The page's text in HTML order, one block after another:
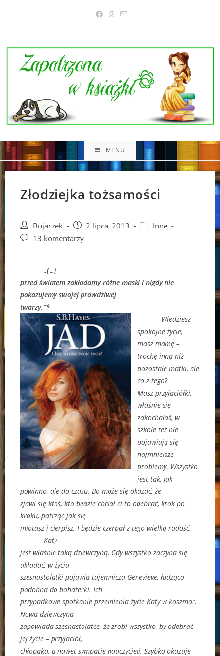
MENU
Złodziejka tożsamości
Post
author:
Bujaczek
Post
published:
2 lipca, 2013
PostInne
Post13 komentarzy
„(…)
przed światem zakładamy różne maski i nigdy nie
pokazujemy swojej prawdziwej
twarzy.”*
Wiedziesz
spokojne życie,
masz mamę –
trochę inną niż
pozostałe matki, ale
co z tego?
Masz przyjaciółki,
właśnie się
zakochałaś, w
szkole też nie
pojawiają się
najmniejsze
problemy. Wszystko
jest tak, jak
powinno, ale do czasu. Bo może się okazać, że
zjawi się ktoś, kto będzie chciał ci to odebrać, krok po
kroku, patrząc jak się
miotasz i cierpisz. I będzie czerpał z tego wielką radość.
Katy
jest właśnie taką dziewczyną. Gdy wszystko zaczyna się
układać, w życiu
szesnastolatki pojawia tajemnicza Genevieve, łudząco
podobna do bohaterki. Ich
przypadkowe spotkanie przemienia życie Katy w koszmar.
Nowa dziewczyna
zapowiada szesnastolatce, że zrobi wszystko, by odebrać
jej życie – przyjaciół,
chłopaka, a nawet sympatię nauczycieli. Szybko okazuje